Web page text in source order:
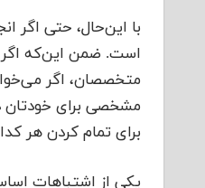
با این‌حال، حتی اگر
است. ضمن این‌که اگر
متخصصان، اگر
مشخصی برای خودتان
برای تمام کردن هر
یکی از اشتباهات